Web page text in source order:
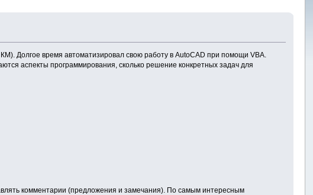
Долгое время автоматизировал свою работу в AutoCAD при помощи VBA.
аспекты программирования, сколько решение конкретных задач для
комментарии (предложения и замечания). По самым интересным